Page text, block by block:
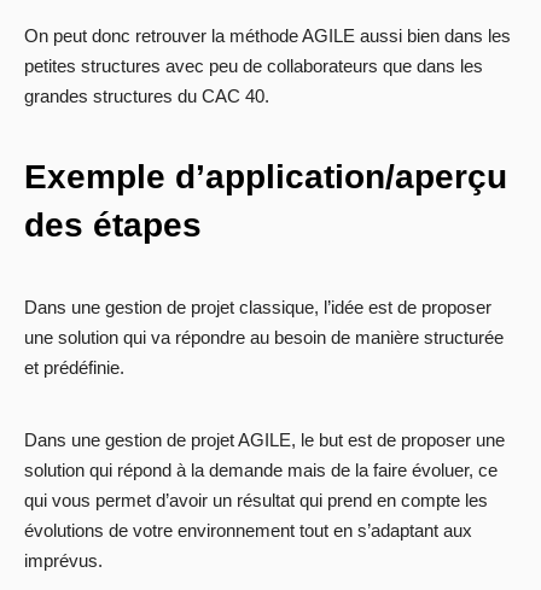
On peut donc retrouver la méthode AGILE aussi bien dans les
petites structures avec peu de collaborateurs que dans les
grandes structures du CAC 40.
Exemple d’application/aperçu
des étapes
Dans une gestion de projet classique, l’idée est de proposer
une solution qui va répondre au besoin de manière structurée
et prédéfinie.
Dans une gestion de projet AGILE, le but est de proposer une
solution qui répond à la demande mais de la faire évoluer, ce
qui vous permet d’avoir un résultat qui prend en compte les
évolutions de votre environnement tout en s’adaptant aux
imprévus.